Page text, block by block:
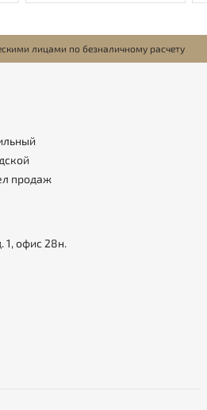
лицами по безналичному расчету
продаж
1, офис 28н.